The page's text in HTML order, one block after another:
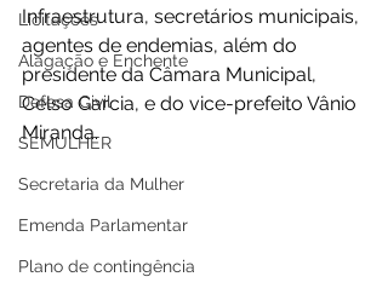
Licitações
Alagação e Enchente
Defesa Civil
SEMULHER
Secretaria da Mulher
Emenda Parlamentar
Plano de contingência
Infraestrutura, secretários municipais,
agentes de endemias, além do
presidente da Câmara Municipal,
Celso Garcia, e do vice-prefeito Vânio
Miranda.